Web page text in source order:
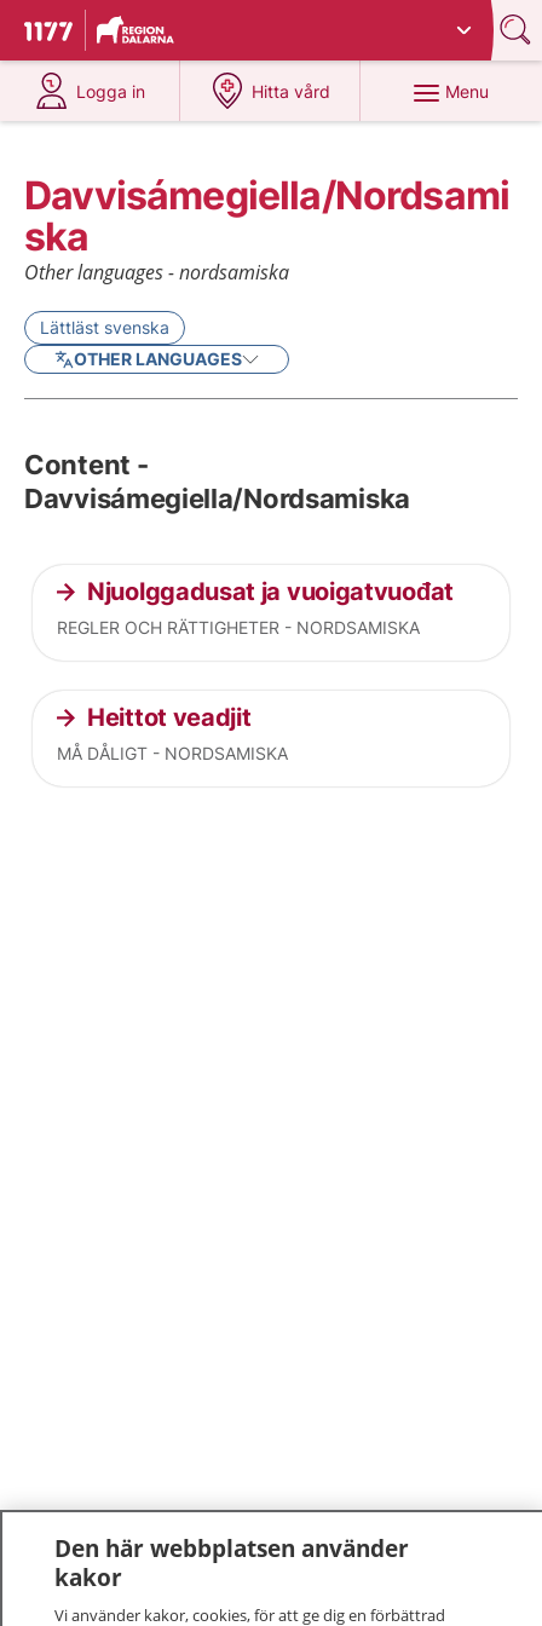
To start page for 1177
Du har valt region
Logga in
at 1177.se
Hitta vård
at 1177.se
Menu
Davvisámegiella/Nordsami
ska
Other languages - nordsamiska
Lättläst svenska
OTHER LANGUAGES
Content -
Davvisámegiella/Nordsamiska
Njuolggadusat ja vuoigatvuođat
REGLER OCH RÄTTIGHETER - NORDSAMISKA
Heittot veadjit
MÅ DÅLIGT - NORDSAMISKA
Den här webbplatsen använder
kakor
Vi använder kakor, cookies, för att ge dig en förbättrad